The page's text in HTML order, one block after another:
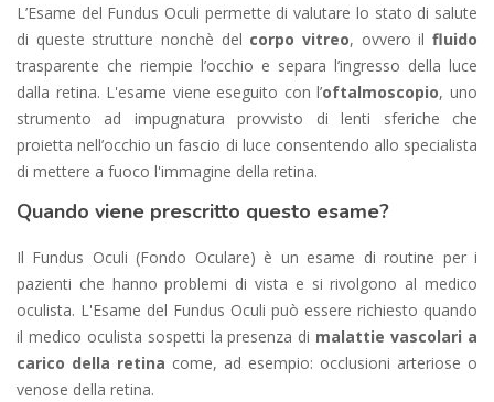
L’Esame del Fundus Oculi permette di valutare lo stato di salute
di queste strutture nonchè del corpo vitreo, ovvero ilfluido
trasparente che riempie l’occhio e separa l’ingresso della luce
dalla retina. L'esame viene eseguito con l’oftalmoscopio, uno
strumento ad impugnatura provvisto di lenti sferiche che
proietta nell’occhio un fascio di luce consentendo allo specialista
di mettere a fuoco l'immagine della retina.
Quando viene prescritto questo esame?
Il Fundus Oculi (Fondo Oculare) è un esame di routine per i
pazienti che hanno problemi di vista e si rivolgono al medico
oculista. L'Esame del Fundus Oculi può essere richiesto quando
il medico oculista sospetti la presenza di malattie vascolari a
carico della retina come, ad esempio: occlusioni arteriose o
venose della retina.